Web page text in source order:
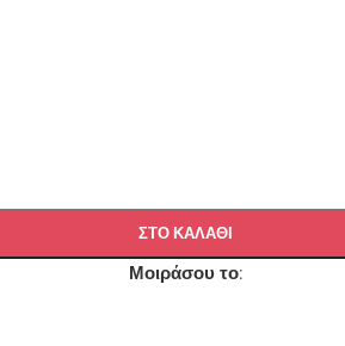
ΣΤΟ ΚΑΛΑΘΙ
Μοιράσου το: